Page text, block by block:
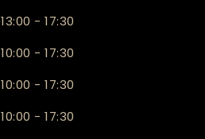
13:00 - 17:30
10:00 - 17:30
10:00 - 17:30
10:00 - 17:30